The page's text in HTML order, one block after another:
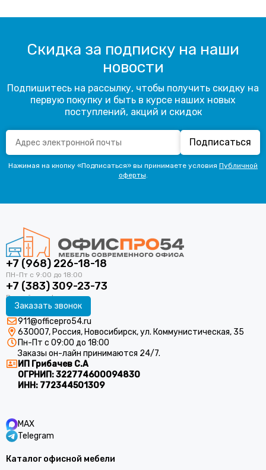
Скидка за подписку на наши
новости
Подпишитесь на рассылку, чтобы получить скидку на
первую покупку и быть в курсе наших новых
поступлений, акций и скидок
Подписаться
Нажимая на кнопку «Подписаться» вы принимаете условия Публичной
оферты.
+7 (968) 226-18-18
+7 (383) 309-23-73
Заказать звонок
911@officepro54.ru
630007, Россия, Новосибирск, ул. Коммунистическая, 35
Пн-Пт с 09:00 до 18:00
Заказы он-лайн принимаются 24/7.
ИП Грибачев С.А
ОГРНИП:322774600094830
ИНН: 772344501309
MAX
Telegram
Каталог офисной мебели